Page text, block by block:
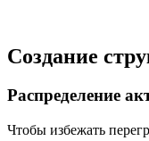
Создание
Распределение
Чтобы избежать